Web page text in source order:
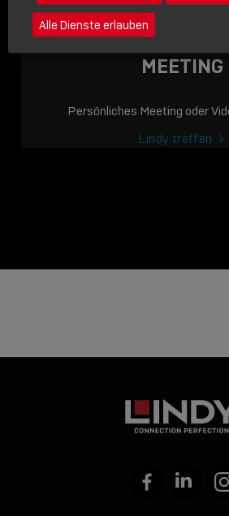
JETZT ONLINE
VERFÜGBAR: DIE
LINDY ACADEMY –
WISSEN, DASMEETING
Persönliches Meeting oder
Lindy treffen
FacebookLinkedIn
Alle Dienste erlauben